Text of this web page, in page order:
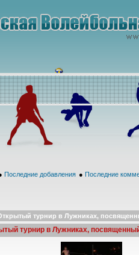
Последние добавления ● Последние
турнир в Лужниках,
турнир в Лужниках,